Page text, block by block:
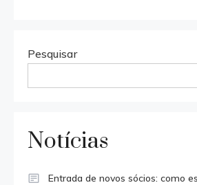
Pesquisar
Notícias
Entrada de novos sócios: como